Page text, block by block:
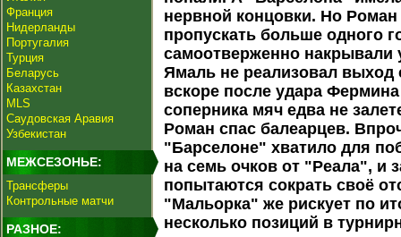
Франция
Нидерланды
Португалия
Турция
Беларусь
Казахстан
MLS
Саудовская Аравия
Узбекистан
МЕЖСЕЗОНЬЕ:
Трансферы
Контрольные матчи
РАЗНОЕ:
нервной концовки. Но
пропускать больше одного
самоотверженно накрывали
Ямаль не реализовал выход
вскоре после удара
соперника мяч едва не
Роман спас балеарцев.
"Барселоне" хватило для
на семь очков от "Реала", и
попытаются сократь своё
"Мальорка" же рискует по
несколько позиций в